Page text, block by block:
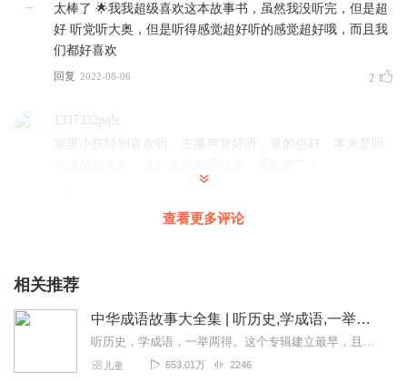
太棒了 🌟我我超级喜欢这本故事书，虽然我没听完，但是超
好 听党听大奥，但是听得感觉超好听的感觉超好哦，而且我
们都好喜欢
回复 2022-08-06 2
1337332pqle
家里小孩特别喜欢听，主播声音好听，录的也好，本来是听
回复
二轮典故
白雪版的成语故事，生动，肯定大人孩子都喜欢听，又听故
事，又涨知识，力荐！坐等更新
查看更多评论
相关推荐
中华成语故事大全集 | 听历史,学成语,一举两得
听历史，学成语，一举两得。这个专辑建立最早，且最初为手机录制，水平低，音量小，录得不好。换了设备之后，又把前七百条音频一条一条重新录制替换了一遍。有不少听众朋友...
儿童 653.01万 2246